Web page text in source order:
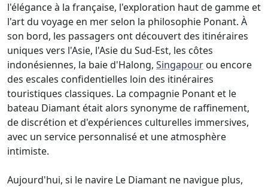
l'élégance à la française, l'exploration haut de gamme et
l'art du voyage en mer selon la philosophie Ponant. À
son bord, les passagers ont découvert des itinéraires
uniques vers l'Asie, l'Asie du Sud-Est, les côtes
indonésiennes, la baie d'Halong, Singapour ou encore
des escales confidentielles loin des itinéraires
touristiques classiques. La compagnie Ponant et le
bateau Diamant était alors synonyme de raffinement,
de discrétion et d'expériences culturelles immersives,
avec un service personnalisé et une atmosphère
intimiste.
Aujourd'hui, si le navire Le Diamant ne navigue plus,